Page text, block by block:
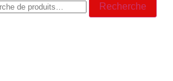
Recherche